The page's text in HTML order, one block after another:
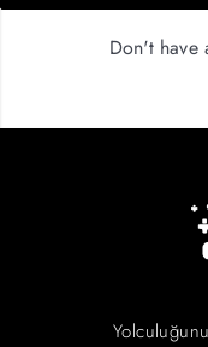
Don't have